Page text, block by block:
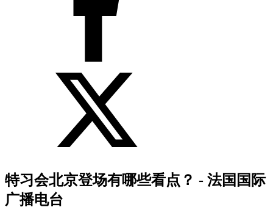
特习会北京登场有哪些看点？ - 法国国际
广播电台